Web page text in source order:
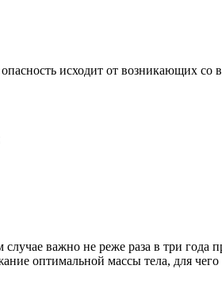
исходит от возникающих со
важно не реже раза в три года
оптимальной массы тела, для чего